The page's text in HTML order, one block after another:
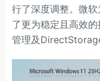
行了深度调整。微
了更为稳定且高效
管理及